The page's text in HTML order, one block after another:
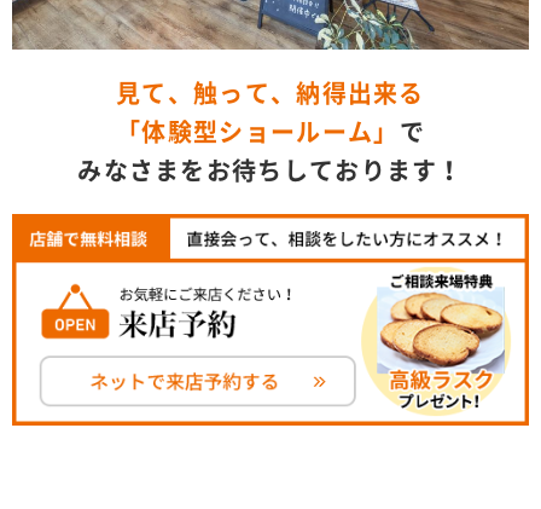
見て、触って、納得出来る
「体験型ショールーム」 で
みなさまをお待ちしております！